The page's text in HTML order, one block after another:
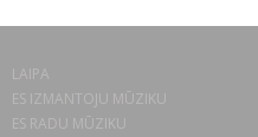
LAIPA
ES IZMANTOJU MŪZIKU
ES RADU MŪZIKU